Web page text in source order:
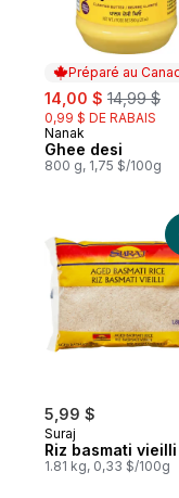
Préparé au
sale:
14,00 $ , formerly:
14,99 $
0,99 $ DE RABAIS
Préparé au
Nanak
Ghee desi
800 g, 1,75 $/100g
5,99 $
Suraj
Riz basmati vieilli
1.81 kg, 0,33 $/100g